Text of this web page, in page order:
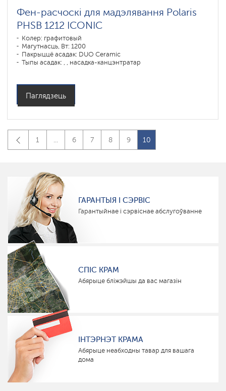
Фен-расчоскі для мадэлявання Polaris
PHSB 1212 ICONIC
Колер: графитовый
Магутнасць, Вт: 1200
Пакрыццё асадак: DUO Ceramic
Тыпы асадак: , , насадка-канцэнтратар
Паглядзець
1 ... 6 7 8 9 10
ГАРАНТЫЯ І СЭРВІС
Гарантыйнае і сэрвіснае абслугоўванне
СПІС КРАМ
Абярыце бліжэйшы да вас магазін
ІНТЭРНЭТ КРАМА
Абярыце неабходны тавар для вашага
дома